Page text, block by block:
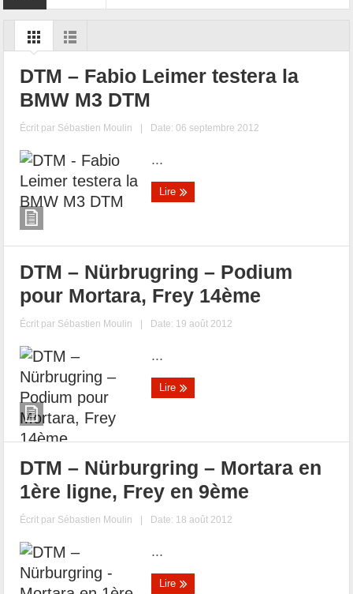
DTM – Fabio Leimer testera la
BMW M3 DTM
Écrit par Sébastien Moulin | Date: 06 septembre 2012
...
Lire
DTM – Nürbrugring – Podium
pour Mortara, Frey 14ème
Écrit par Sébastien Moulin | Date: 19 août 2012
...
Lire
DTM – Nürburgring – Mortara en
1ère ligne, Frey en 9ème
Écrit par Sébastien Moulin | Date: 18 août 2012
...
Lire